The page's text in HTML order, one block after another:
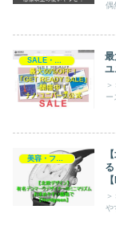
偶
SALE・プレゼント・キャンペーン
最
ユ
ー
や